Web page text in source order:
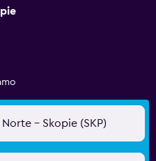
- Skopie (SKP)